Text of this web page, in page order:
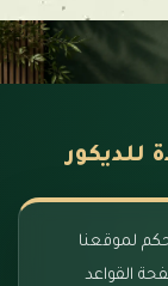
للديكور
لموقعنا
القواعد